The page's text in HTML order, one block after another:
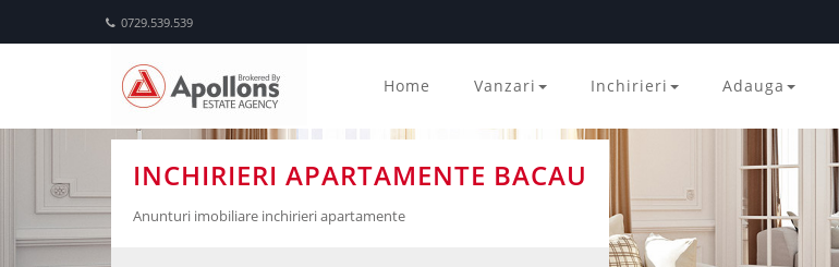
0729.539.539
Home Vanzari Inchirieri Adauga
INCHIRIERI APARTAMENTE BACAU
Anunturi imobiliare inchirieri apartamente